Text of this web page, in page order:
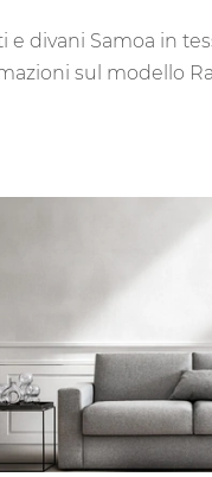
e divani Samoa in
sul modello